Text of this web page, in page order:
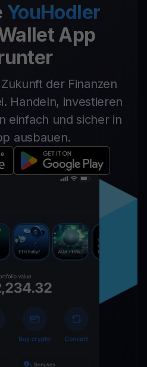
YouHodler
App
der Finanzen
Handeln, investieren
einfach und sicher in
ausbauen.